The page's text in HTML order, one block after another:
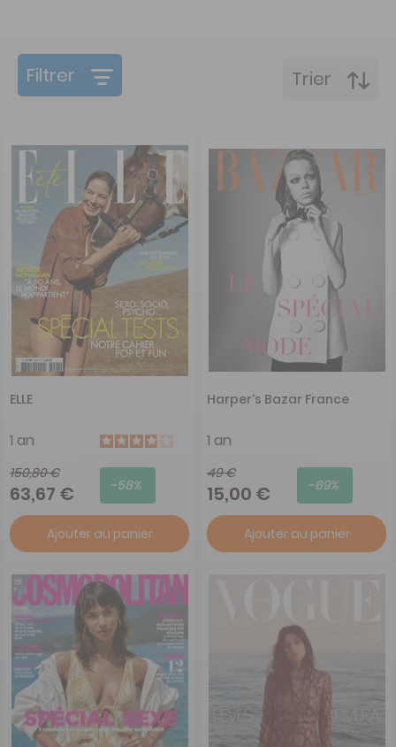
Filtrer Trier
ELLE
1 an
150,80 €
63,67 € -58%
Ajouter au panier
Harper's Bazar France
1 an
49 €
15,00 € -69%
Ajouter au panier